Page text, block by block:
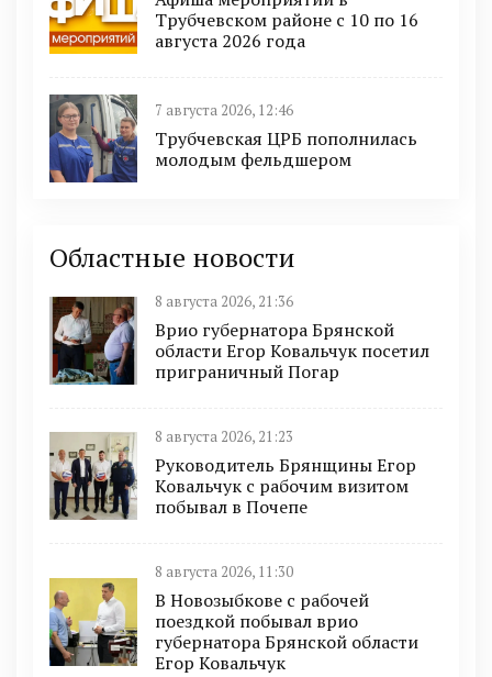
Трубчевском районе с 10 по 16
августа 2026 года
7 августа 2026, 12:46
Трубчевская ЦРБ пополнилась
молодым фельдшером
Областные новости
8 августа 2026, 21:36
Врио губернатора Брянской
области Егор Ковальчук посетил
приграничный Погар
8 августа 2026, 21:23
Руководитель Брянщины Егор
Ковальчук с рабочим визитом
побывал в Почепе
8 августа 2026, 11:30
В Новозыбкове с рабочей
поездкой побывал врио
губернатора Брянской области
Егор Ковальчук